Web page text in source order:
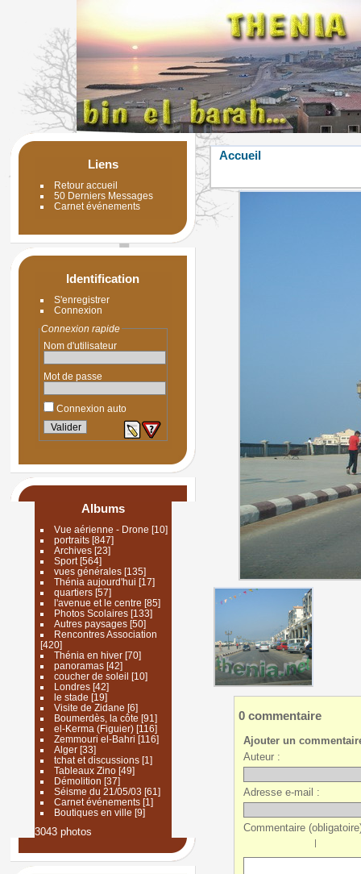
Liens
Retour accueil
50 Derniers Messages
Carnet événements
Identification
S'enregistrer
Connexion
Connexion rapide
Nom d'utilisateur
Mot de passe
Connexion auto
Albums
Vue aérienne - Drone [10]
portraits[847]
Archives [23]
Sport[564]
vues générales[135]
Thénia aujourd'hui [17]
quartiers[57]
l'avenue et le centre [85]
Photos Scolaires[133]
Autres paysages[50]
Rencontres Association
[420]
Thénia en hiver[70]
panoramas[42]
coucher de soleil [10]
Londres[42]
le stade [19]
Visite de Zidane [6]
Boumerdès, la côte [91]
el-Kerma (Figuier)[116]
Zemmouri el-Bahri [116]
Alger[33]
tchat et discussions[1]
Tableaux Zino[49]
Démolition [37]
Séisme du 21/05/03 [61]
Carnet événements[1]
Boutiques en ville [9]
3043 photos
Accueil
0 commentaire
Ajouter un
Auteur :
Adresse e-mail :
Commentaire
|